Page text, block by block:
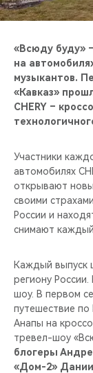
НАШИ
ВИДЕООБЗОРЫ
«Всюду буду»
на
музыкантов.
«Кавказ»
CHERY –
Участники
автомобилях
открывают
своими
России и
снимают
Каждый выпуск
региону
шоу. В первом
путешествие
Анапы на
тревел-шоу
блогеры
«Дом-2»